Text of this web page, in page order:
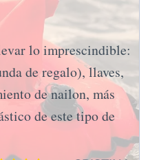
lo imprescindible:
de regalo), llaves,
de nailon, más
de este tipo de